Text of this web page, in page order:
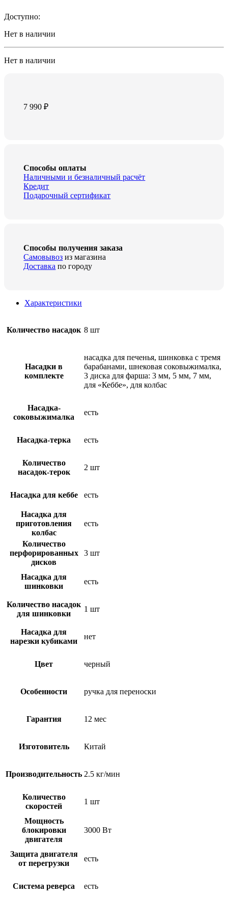
Доступно:
Нет в наличии
Нет в наличии
7 990₽
Способы оплаты
Наличными и безналичный расчёт
Кредит
Подарочный сертификат
Способы получения заказа
Самовывоз из магазина
Доставка по городу
Характеристики
Количество насадок 8 шт
Насадки в
комплекте
насадка для печенья, шинковка с тремя
барабанами, шнековая соковыжималка,
3 диска для фарша: 3 мм, 5 мм, 7 мм,
для «Кеббе», для колбас
Насадка-
соковыжималка
есть
Насадка-терка есть
Количество
насадок-терок
2 шт
Насадка для кеббе есть
Насадка для
приготовления
колбас
есть
Количество
перфорированных
дисков
3 шт
Насадка для
шинковки
есть
Количество насадок
для шинковки
1 шт
Насадка для
нарезки кубиками
нет
Цвет черный
Особенности ручка для переноски
Гарантия 12 мес
Изготовитель Китай
Производительность 2.5 кг/мин
Количество
скоростей
1 шт
Мощность
блокировки
двигателя
3000 Вт
Защита двигателя
от перегрузки
есть
Система реверса есть